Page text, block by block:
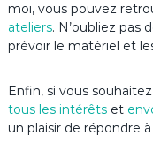
moi, vous pouvez
ateliers. N’oubliez pas
prévoir le matériel et
Enfin, si vous
tous les intérêtset
un plaisir de répondre